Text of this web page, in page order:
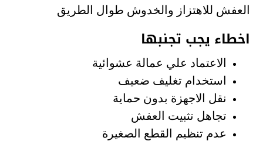
العفش للاهتزاز والخدوش طوال الطريق
اخطاء يجب تجنبها
الاعتماد علي عمالة عشوائية
استخدام تغليف ضعيف
نقل الاجهزة بدون حماية
تجاهل تثبيت العفش
عدم تنظيم القطع الصغيرة